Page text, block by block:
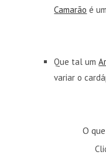
Camarão é
Que tal um
variar o
O